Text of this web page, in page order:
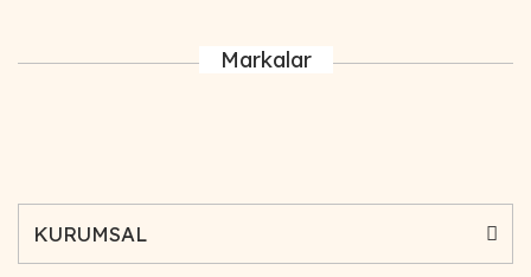
Markalar
KURUMSAL